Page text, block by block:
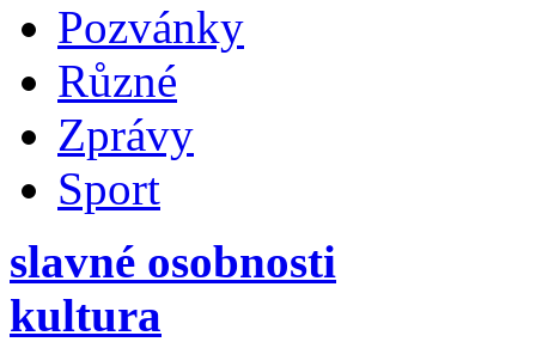
Pozvánky
Různé
Zprávy
Sport
slavné osobnosti
kultura